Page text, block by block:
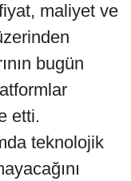
maliyet ve
bugün
etti.
teknolojik